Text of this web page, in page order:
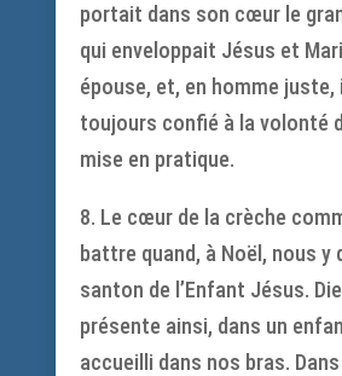
portait dans son cœur le
qui enveloppait Jésus et
épouse, et, en homme juste,
toujours confié à la volonté
mise en pratique.
8. Le cœur de la crèche
battre quand, à Noël, nous y
santon de l’Enfant Jésus.
présente ainsi, dans un
accueilli dans nos bras.